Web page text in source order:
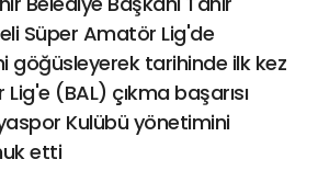
Süper Amatör Lig'de
göğüsleyerek tarihinde ilk kez
(BAL) çıkma başarısı
Kulübü yönetimini
etti
21 Gölcük
02624132333
haber@golcukpostasi.com